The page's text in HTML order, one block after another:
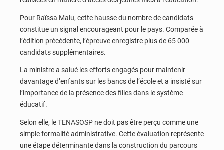
Pour Raïssa Malu, cette hausse du nombre de candidats
constitue un signal encourageant pour le pays. Comparée à
l’édition précédente, l’épreuve enregistre plus de 65 000
candidats supplémentaires.
La ministre a salué les efforts engagés pour maintenir
davantage d’enfants sur les bancs de l’école et a insisté sur
l’importance de la présence des filles dans le système
éducatif.
Selon elle, le TENASOSP ne doit pas être perçu comme une
simple formalité administrative. Cette évaluation représente
une étape déterminante dans la construction du parcours